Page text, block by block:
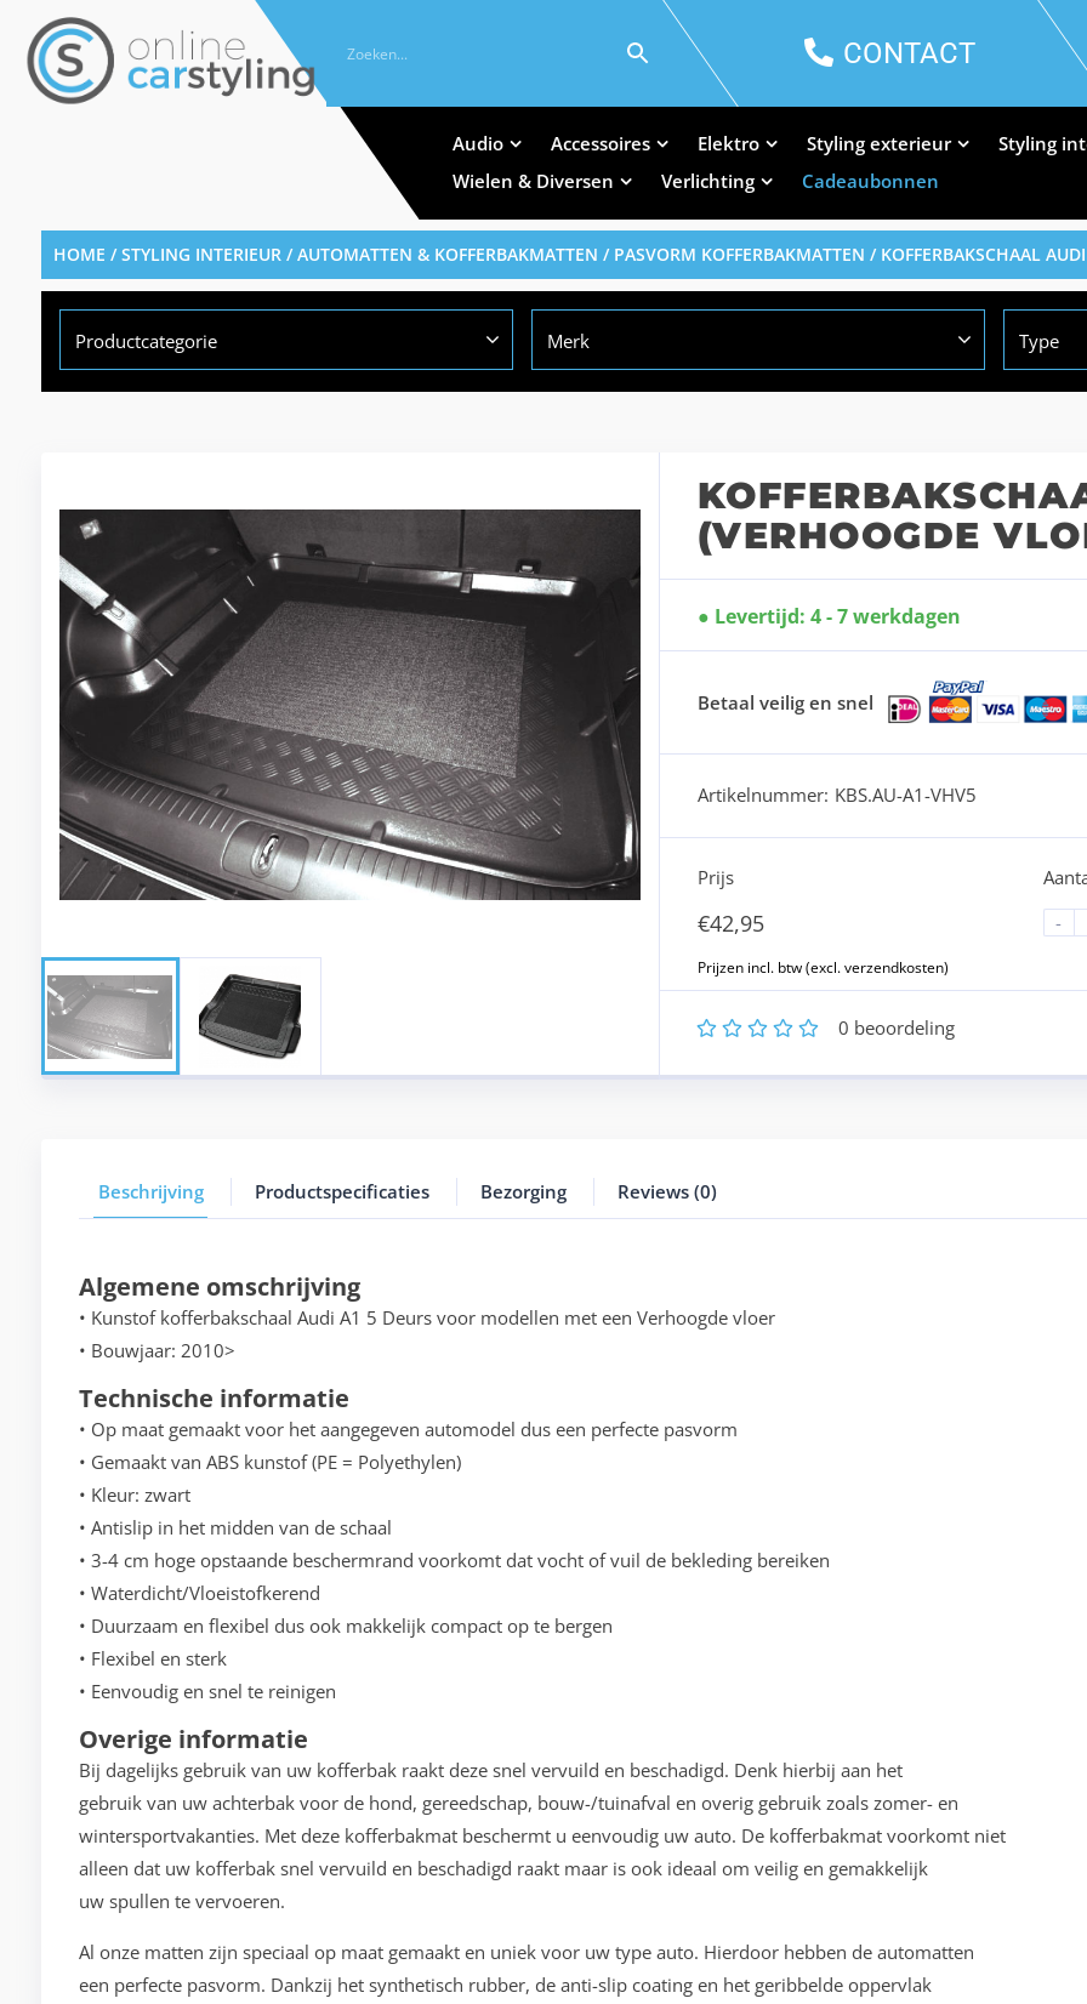
CONTACT
Audio Accessoires Elektro Styling exterieur
Styling
Wielen & Diversen
Verlichting Cadeaubonnen
HOME /STYLING INTERIEUR/AUTOMATTEN & KOFFERBAKMATTEN / PASVORM KOFFERBAKMATTEN / KOFFERBAKSCHAAL
Productcategorie Merk Type
(VERHOOGDE
Levertijd: 4 - 7 werkdagen
Betaal veilig en snel
Artikelnummer: KBS.AU-A1-VHV5
Prijs
€42,95
-
5
4
3
2 0 beoordeling
Beschrijving Productspecificaties Bezorging Reviews (0)
Algemene omschrijving
• Kunstof kofferbakschaal Audi A1 5 Deurs voor modellen met een Verhoogde vloer
• Bouwjaar: 2010>
Technische informatie
• Op maat gemaakt voor het aangegeven automodel dus een perfecte pasvorm
• Gemaakt van ABS kunstof (PE = Polyethylen)
• Kleur: zwart
• Antislip in het midden van de schaal
• 3-4 cm hoge opstaande beschermrand voorkomt dat vocht of vuil de bekleding bereiken
• Waterdicht/Vloeistofkerend
• Duurzaam en flexibel dus ook makkelijk compact op te bergen
• Flexibel en sterk
• Eenvoudig en snel te reinigen
Overige informatie
Bij dagelijks gebruik van uw kofferbak raakt deze snel vervuild en beschadigd. Denk hierbij aan het
gebruik van uw achterbak voor de hond, gereedschap, bouw-/tuinafval en overig gebruik zoals zomer- en
wintersportvakanties. Met deze kofferbakmat beschermt u eenvoudig uw auto. De kofferbakmat voorkomt niet
alleen dat uw kofferbak snel vervuild en beschadigd raakt maar is ook ideaal om veilig en gemakkelijk
uw spullen te vervoeren.
Al onze matten zijn speciaal op maat gemaakt en uniek voor uw type auto. Hierdoor hebben de automatten
een perfecte pasvorm. Dankzij het synthetisch rubber, de anti-slip coating en het geribbelde oppervlak